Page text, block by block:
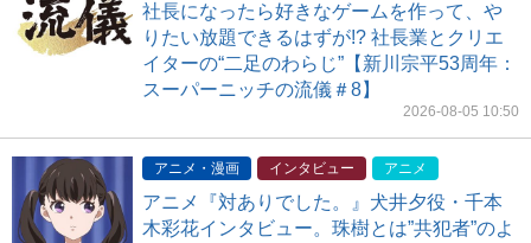
社長になったら好きなゲームを作って、や
りたい放題できるはずが!? 社長業とクリエ
イターの“二足のわらじ”【新川宗平53周年：
スーパーニッチの流儀＃8】
2026-08-05 10:50
アニメ・漫画 インタビュー アニメ
アニメ『対ありでした。』犬井夕役・千本
木彩花インタビュー。珠樹とは”共犯者”のよ